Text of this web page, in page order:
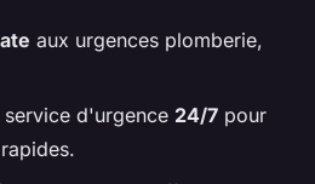
aux urgences plomberie,
d'urgence 24/7 pour